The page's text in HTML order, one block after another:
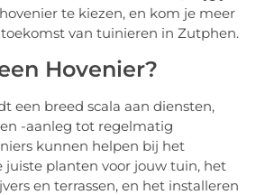
te kiezen, en kom je meer
van tuinieren in Zutphen.
Hovenier?
een breed scala aan diensten,
-aanleg tot regelmatig
kunnen helpen bij het
juiste planten voor jouw tuin, het
en terrassen, en het installeren